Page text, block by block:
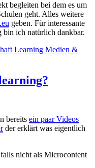
begleiten bei dem es um
geht. Alles weitere
geben. Für interessante
bin ich natürlich dankbar.
Learning Medien &
bereits ein paar Videos
der erklärt was eigentlich
nicht als Microcontent